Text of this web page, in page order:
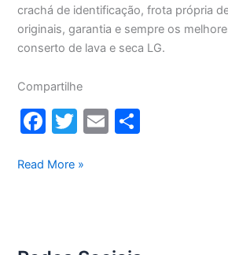
crachá de identificação, frota própria
originais, garantia e sempre os
conserto de lava e seca LG.
Compartilhe
F
c
o
T
itt
E
Conserto
Read More »